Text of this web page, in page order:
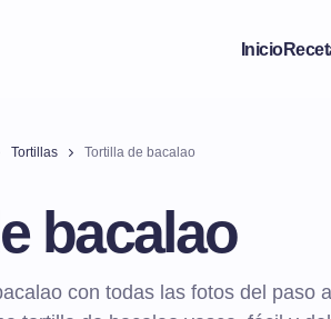
Inicio
Tortillas Tortilla de bacalao
bacalao
con todas las fotos del paso